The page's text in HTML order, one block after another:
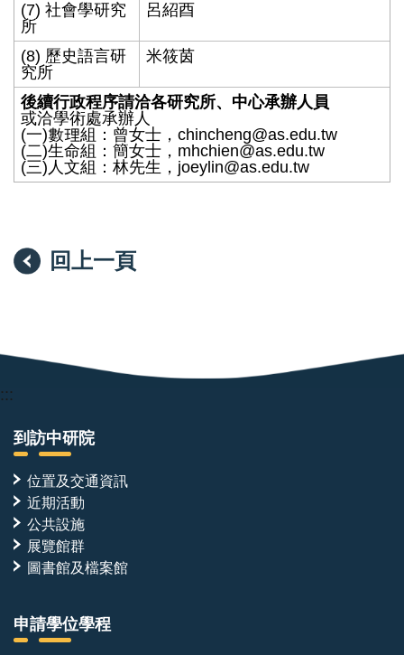
(7) 社會學研究
所
呂紹酉
(8) 歷史語言研
究所
米筱茵
後續行政程序請洽各研究所、中心承辦人員
或洽學術處承辦人
(一)數理組：曾女士，chincheng@as.edu.tw
(二)生命組：簡女士，mhchien@as.edu.tw
(三)人文組：林先生，joeylin@as.edu.tw
回上一頁
:::
到訪中研院
位置及交通資訊
近期活動
公共設施
展覽館群
圖書館及檔案館
申請學位學程